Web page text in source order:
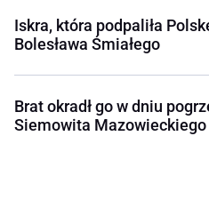
Iskra, która podpaliła
Bolesława Śmiałego
Brat okradł go w dniu
Siemowita Mazowieckiego